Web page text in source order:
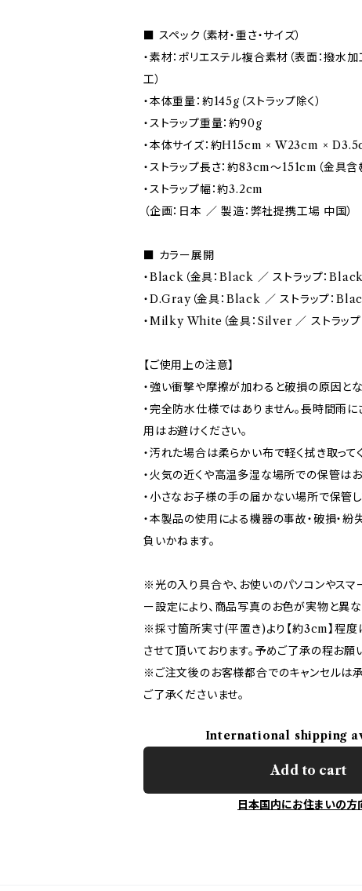
■ スペック（素材・重さ・サイズ）
・素材：ポリエステル複合素材（表面：撥水
工）
・本体重量：約145g（ストラップ除く）
・ストラップ重量：約90g
・本体サイズ：約H15cm × W23cm ×
・ストラップ長さ：約83cm〜151cm（金具含
・ストラップ幅：約3.2cm
（企画：日本 ／ 製造：弊社提携工場 中国）
■ カラー展開
・Black（金具：Black ／ ストラップ：Black
・D.Gray（金具：Black ／ ストラップ：
・Milky White（金具：Silver ／ ストラッ
【ご使用上の注意】
・強い衝撃や摩擦が加わると破損の原因と
・完全防水仕様ではありません。長時間雨
用はお避けください。
・汚れた場合は柔らかい布で軽く拭き取って
・火気の近くや高温多湿な場所での保管はお
・小さなお子様の手の届かない場所で保管し
・本製品の使用による機器の事故・破損・
負いかねます。
※光の入り具合や、お使いのパソコンやスマ
ー設定により、商品写真のお色が実物と異な
※採寸箇所実寸(平置き)より【約3cm】程度
させて頂いております。予めご了承の程お願
※ご注文後のお客様都合でのキャンセルは承
ご了承くださいませ。
International shipping
Add to cart
日本国内にお住まいの方